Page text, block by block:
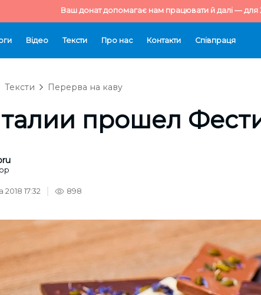
Ваш донат допомагає нам працювати й далі — для
Відео Тексти Про нас Контакти Cпівпраця
Тексти Перерва на каву
прошел
2018 17:32 898